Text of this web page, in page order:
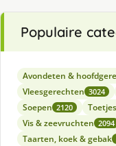
Populaire
Avondeten &
Vleesgerechten 3024
Soepen 2120
Vis & zeevruchten 2094
Taarten, koek & gebak